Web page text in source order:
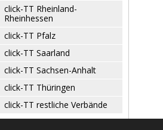
click-TT Rheinland-
Rheinhessen
click-TT Pfalz
click-TT Saarland
click-TT Sachsen-Anhalt
click-TT Thüringen
click-TT restliche Verbände